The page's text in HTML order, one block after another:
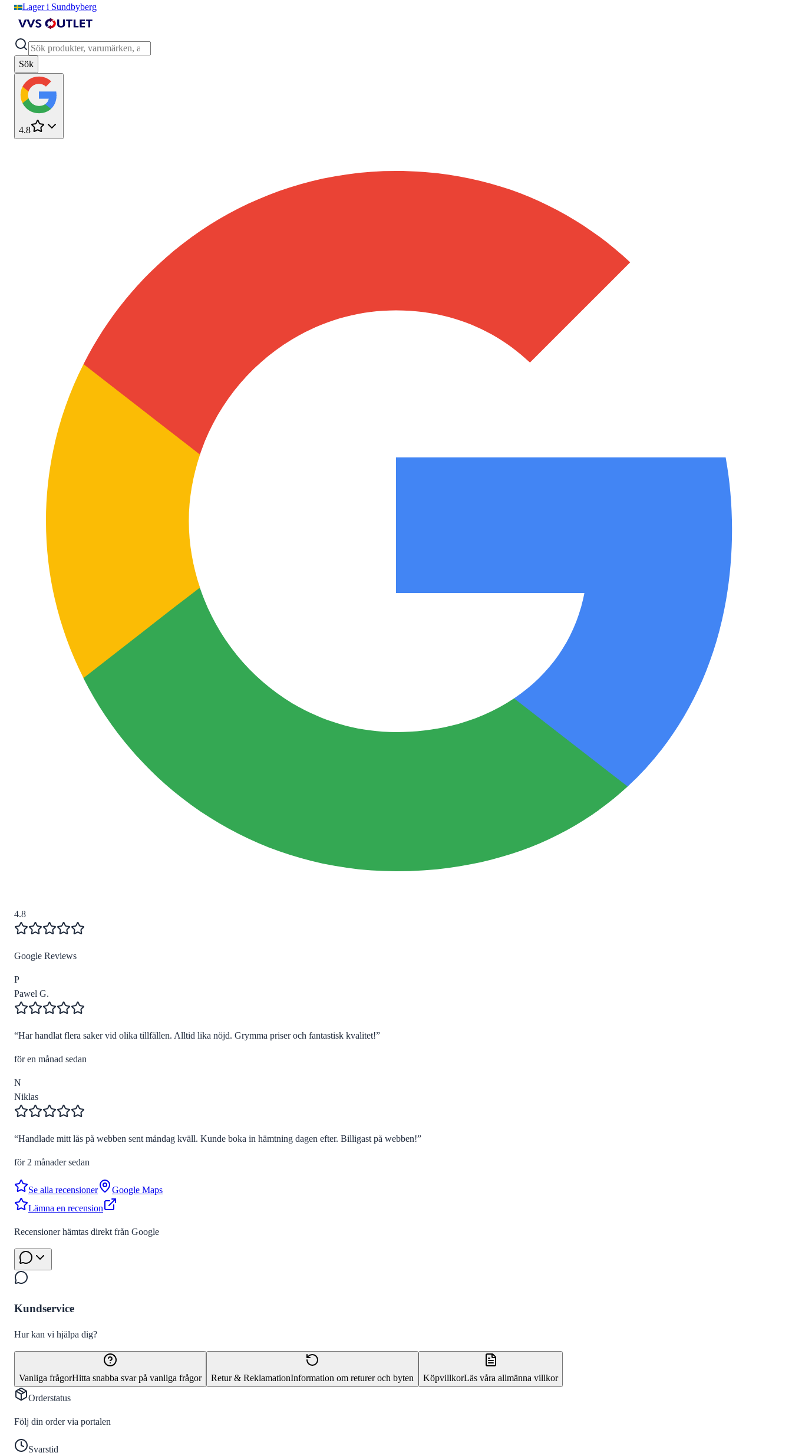
Lager i Sundbyberg
Sök
4.8
4.8
Google Reviews
P
Pawel G.
“Har handlat flera saker vid olika tillfällen. Alltid lika nöjd. Grymma priser och fantastisk kvalitet!”
för en månad sedan
N
Niklas
“Handlade mitt lås på webben sent måndag kväll. Kunde boka in hämtning dagen efter. Billigast på webben!”
för 2 månader sedan
Se alla recensioner
Google Maps
Lämna en recension
Recensioner hämtas direkt från Google
Kundservice
Hur kan vi hjälpa dig?
Vanliga frågorHitta snabba svar på vanliga frågor Retur & ReklamationInformation om returer och byten KöpvillkorLäs våra allmänna villkor
Orderstatus
Följ din order via portalen
Svarstid